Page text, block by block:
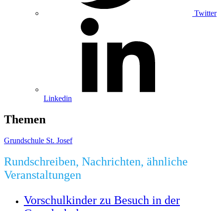
Twitter
Linkedin
Themen
Grundschule St. Josef
Rundschreiben, Nachrichten, ähnliche
Veranstaltungen
Vorschulkinder zu Besuch in der